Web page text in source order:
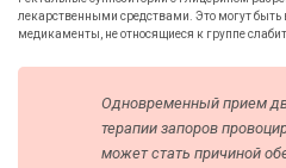
лекарственными средствами. Это могут
медикаменты, не относящиеся к группе
Одновременный прием
терапии запоров
может стать причиной